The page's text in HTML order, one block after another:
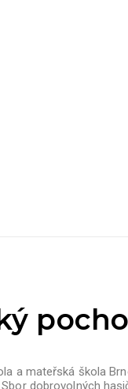
a mateřská škola
dobrovolných